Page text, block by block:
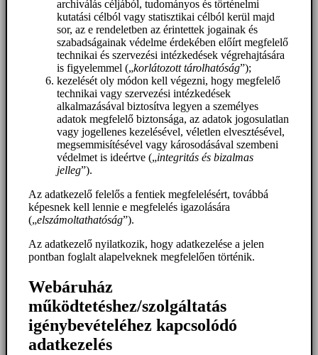
archiválás céljából, tudományos és történelmi
kutatási célból vagy statisztikai célból kerül majd
sor, az e rendeletben az érintettek jogainak és
szabadságainak védelme érdekében előírt megfelelő
technikai és szervezési intézkedések végrehajtására
is figyelemmel („korlátozott tárolhatóság”);
kezelését oly módon kell végezni, hogy megfelelő
technikai vagy szervezési intézkedések
alkalmazásával biztosítva legyen a személyes
adatok megfelelő biztonsága, az adatok jogosulatlan
vagy jogellenes kezelésével, véletlen elvesztésével,
megsemmisítésével vagy károsodásával szembeni
védelmet is ideértve („integritás és bizalmas
jelleg”).
Az adatkezelő felelős a fentiek megfelelésért, továbbá
képesnek kell lennie e megfelelés igazolására
(„elszámoltathatóság”).
Az adatkezelő nyilatkozik, hogy adatkezelése a jelen
pontban foglalt alapelveknek megfelelően történik.
Webáruház
működtetéshez/szolgáltatás
igénybevételéhez kapcsolódó
adatkezelés